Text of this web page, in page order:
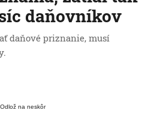
daňovníkov
daňové priznanie, musí
Odlož na neskôr